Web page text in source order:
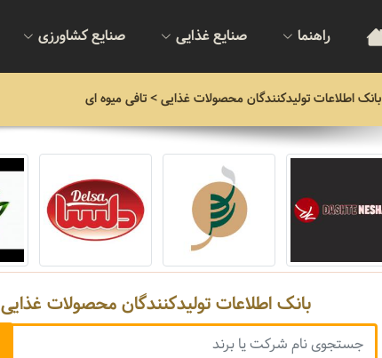
راهنما صنایع غذایی صنایع کشاورزی
بانک اطلاعات تولیدکنندگان محصولات غذایی> تافی میوه ای
بانک اطلاعات تولیدکنندگان محصولات غذایی